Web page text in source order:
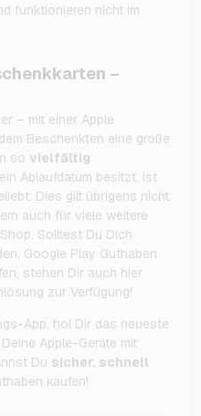
funktionieren nicht im
–
– mit einer Apple
Beschenkten eine große
so vielfältig
Ablaufdatum besitzt, ist
Dies gilt übrigens nicht
auch für viele weitere
Solltest Du Dich
Google Play Guthaben
stehen Dir auch hier
zur Verfügung!
App, hol Dir das neueste
Apple-Geräte mit
Du sicher, schnell
kaufen!